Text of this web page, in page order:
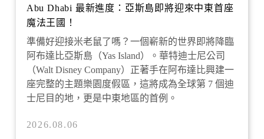
Abu Dhabi 最新進度：亞斯島即將迎來中東首座
魔法王國！
準備好迎接米老鼠了嗎？一個嶄新的世界即將降臨
阿布達比亞斯島（Yas Island）。華特迪士尼公司
（Walt Disney Company）正著手在阿布達比興建一
座完整的主題樂園度假區，這將成為全球第 7 個迪
士尼目的地，更是中東地區的首例。
2026.08.06